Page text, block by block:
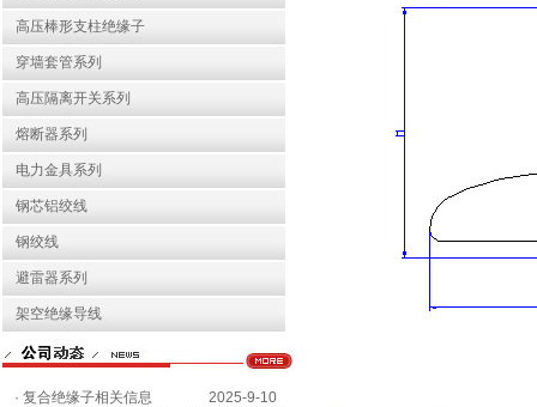
高压棒形支柱绝缘子
穿墙套管系列
高压隔离开关系列
熔断器系列
电力金具系列
钢芯铝绞线
钢绞线
避雷器系列
架空绝缘导线
· 复合绝缘子相关信息
2025-9-10